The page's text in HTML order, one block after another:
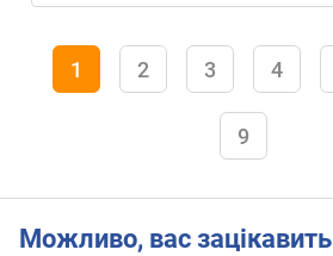
k
n
o
1 2 3 4
9
Можливо, вас зацікавить